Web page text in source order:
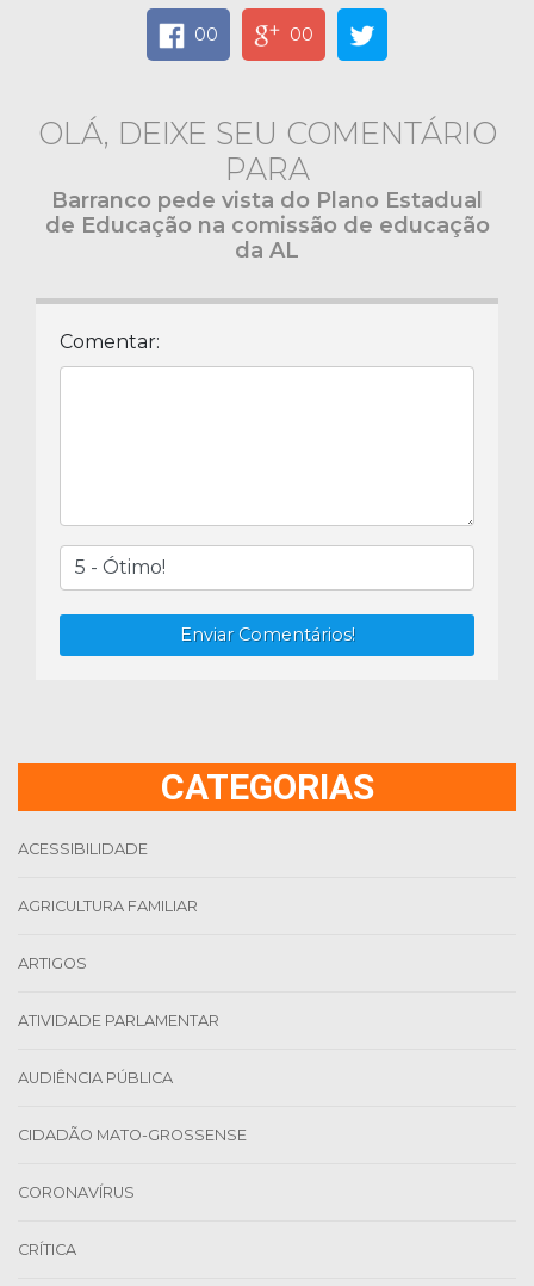
00 00
OLÁ, DEIXE SEU COMENTÁRIO
PARA
Barranco pede vista do Plano Estadual
de Educação na comissão de educação
da AL
Comentar:
Enviar Comentários!
CATEGORIAS
ACESSIBILIDADE
AGRICULTURA FAMILIAR
ARTIGOS
ATIVIDADE PARLAMENTAR
AUDIÊNCIA PÚBLICA
CIDADÃO MATO-GROSSENSE
CORONAVÍRUS
CRÍTICA